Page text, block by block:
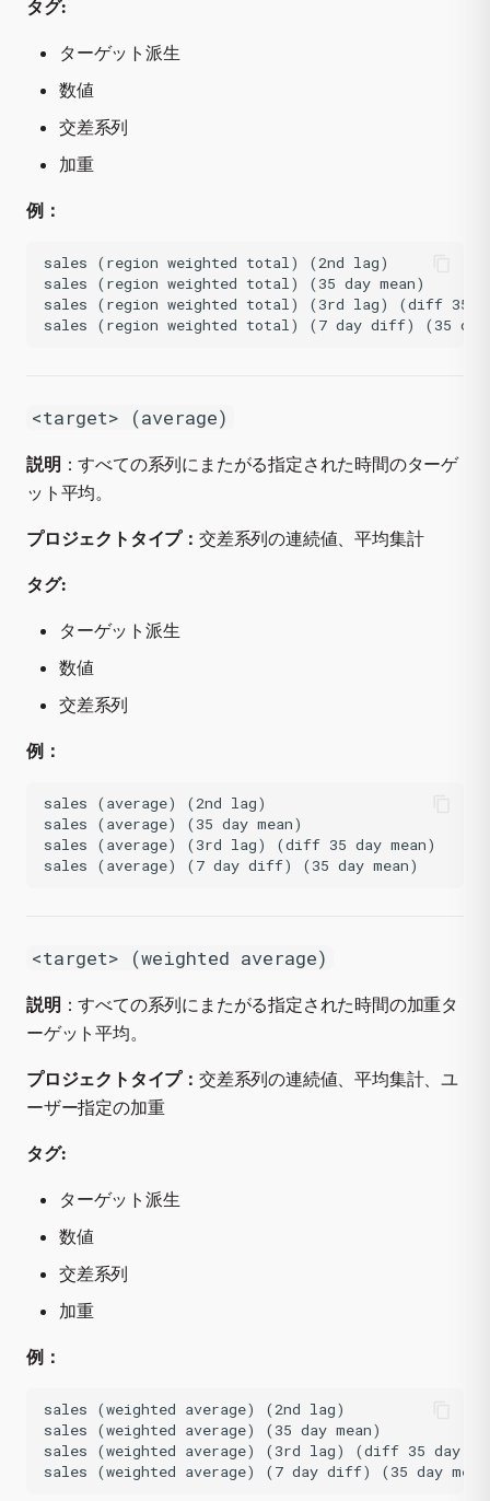
タグ:
ターゲット派生
数値
交差系列
加重
例：
sales (region weighted total) (2nd lag)
sales (region weighted total) (35 day mean)
sales (region weighted total) (3rd lag) (diff 35
<target> (average)
説明 ：すべての系列にまたがる指定された時間のターゲ
ット平均。
プロジェクトタイプ： 交差系列の連続値、平均集計
タグ:
ターゲット派生
数値
交差系列
例：
sales (average) (2nd lag)
sales (average) (35 day mean)
sales (average) (3rd lag) (diff 35 day mean)
<target> (weighted average)
説明 ：すべての系列にまたがる指定された時間の加重タ
ーゲット平均。
プロジェクトタイプ： 交差系列の連続値、平均集計、ユ
ーザー指定の加重
タグ:
ターゲット派生
数値
交差系列
加重
例：
sales (weighted average) (2nd lag)
sales (weighted average) (35 day mean)
sales (weighted average) (3rd lag) (diff 35 day